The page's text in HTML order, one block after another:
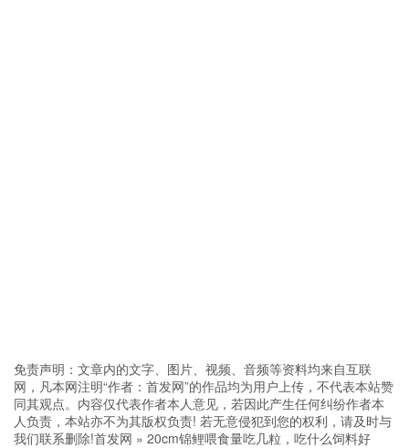
免责声明：文章内的文字、图片、视频、音频等资料均来自互联
网，凡本网注明“作者：首发网”的作品均为用户上传，不代表本站赞
同其观点。内容仅代表作者本人意见，若因此产生任何纠纷作者本
人负责，本站亦不为其版权负责! 若无意侵犯到您的权利，请及时与
我们联系删除!首发网 » 20cm锦鲤喂食量吃几粒，吃什么饲料好